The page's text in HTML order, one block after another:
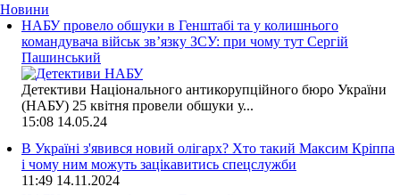
Новини
НАБУ провело обшуки в Генштабі та у колишнього
командувача військ зв’язку ЗСУ: при чому тут Сергій
Пашинський
Детективи Національного антикорупційного бюро України
(НАБУ) 25 квітня провели обшуки у...
15:08 14.05.24
В Україні з'явився новий олігарх? Хто такий Максим Кріппа
і чому ним можуть зацікавитись спецслужби
11:49 14.11.2024